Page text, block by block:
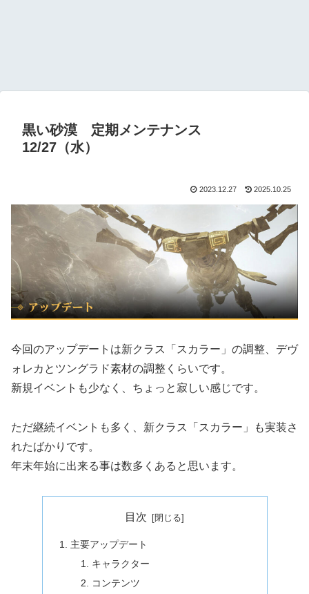
黒い砂漠 定期メンテナンス
12/27（水）
2023.12.27 2025.10.25
今回のアップデートは新クラス「スカラー」の調整、デヴ
ォレカとツングラド素材の調整くらいです。
新規イベントも少なく、ちょっと寂しい感じです。
ただ継続イベントも多く、新クラス「スカラー」も実装さ
れたばかりです。
年末年始に出来る事は数多くあると思います。
目次
主要アップデート
キャラクター
コンテンツ